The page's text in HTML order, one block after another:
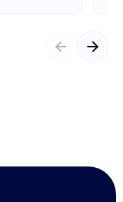
arrow_back arrow_forward